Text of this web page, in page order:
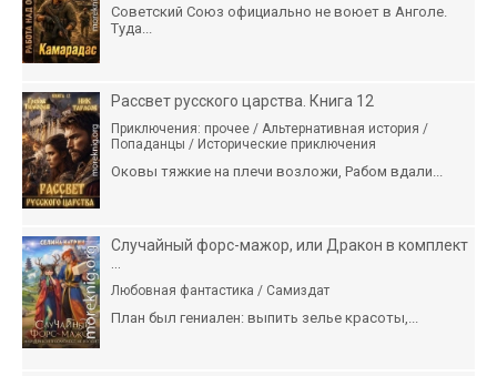
Советский Союз официально не воюет в Анголе.
Туда...
Рассвет русского царства. Книга 12
Приключения: прочее / Альтернативная история /
Попаданцы / Исторические приключения
Оковы тяжкие на плечи возложи, Рабом вдали...
Случайный форс-мажор, или Дракон в комплект
Любовная фантастика / Самиздат
План был гениален: выпить зелье красоты,...